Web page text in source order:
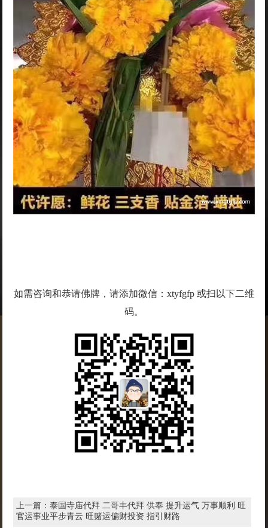
如需咨询和恭请佛牌，请添加微信：xtyfgfp 或扫以下二维
码。
上一篇：泰国寺庙代拜 二哥丰代拜 供奉 提升运气 万事顺利 旺
官运事业平步青云 旺赌运偏财投资 指引财路